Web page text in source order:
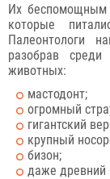
Их беспомощным
которые
Палеонтологи
разобрав
животных:
мастодонт;
огромный
гигантский
крупный
бизон;
даже древний